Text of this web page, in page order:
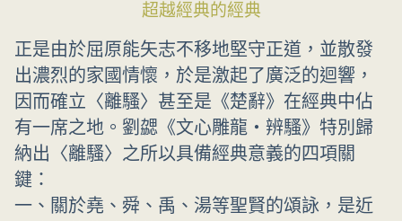
超越經典的經典
正是由於屈原能矢志不移地堅守正道，並散發
出濃烈的家國情懷，於是激起了廣泛的迴響，
因而確立〈離騷〉甚至是《楚辭》在經典中佔
有一席之地。劉勰《文心雕龍‧辨騷》特別歸
納出〈離騷〉之所以具備經典意義的四項關
鍵：
一、關於堯、舜、禹、湯等聖賢的頌詠，是近